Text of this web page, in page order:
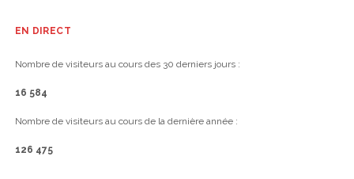
EN DIRECT
Nombre de visiteurs au cours des 30 derniers jours :
16 584
Nombre de visiteurs au cours de la dernière année :
126 475